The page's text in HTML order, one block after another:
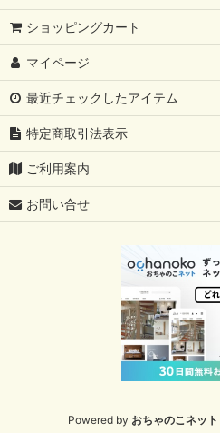
ショッピングカート
マイページ
最近チェックしたアイテム
特定商取引法表示
ご利用案内
お問い合せ
Powered by おちゃのこネット